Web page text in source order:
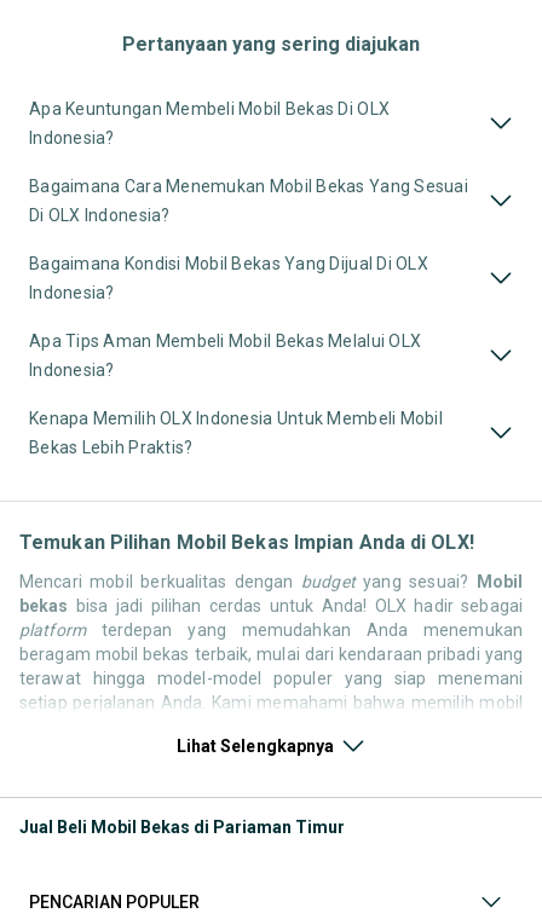
Pertanyaan yang sering diajukan
Apa Keuntungan Membeli Mobil Bekas Di OLX
Indonesia?
Bagaimana Cara Menemukan Mobil Bekas Yang Sesuai
Di OLX Indonesia?
Bagaimana Kondisi Mobil Bekas Yang Dijual Di OLX
Indonesia?
Apa Tips Aman Membeli Mobil Bekas Melalui OLX
Indonesia?
Kenapa Memilih OLX Indonesia Untuk Membeli Mobil
Bekas Lebih Praktis?
Temukan Pilihan Mobil Bekas Impian Anda di OLX!
Mencari mobil berkualitas dengan budgetyang sesuai? Mobil
bekas bisa jadi pilihan cerdas untuk Anda! OLX hadir sebagai
platformterdepan yang memudahkan Anda menemukan
beragam mobil bekas terbaik, mulai dari kendaraan pribadi yang
terawat hingga model-model populer yang siap menemani
setiap perjalanan Anda. Kami memahami bahwa memilih mobil
ribuan daftar dari penjual terpercaya di seluruh Indonesia.
dengan gaya hidup, kebutuhan, danbudgetAnda!
Memilih mobil bekas yang tepat tentu bukan perkara mudah.
berkelas, atau mobil kota yang irit dan lincah? Di OLX, Anda akan
Lihat Selengkapnya
Jual Beli Mobil Bekas di Pariaman Timur
PENCARIAN POPULER